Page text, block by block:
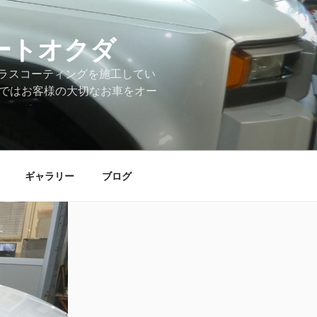
トオクダ
スコーティングを施工してい
はお客様の大切なお車をオー
ギャラリー ブログ